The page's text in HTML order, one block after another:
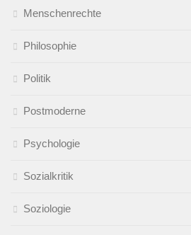
Menschenrechte
Philosophie
Politik
Postmoderne
Psychologie
Sozialkritik
Soziologie